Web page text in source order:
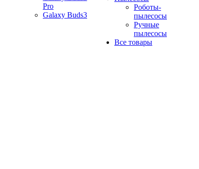
Pro
Galaxy Buds3
Роботы-
пылесосы
Ручные
пылесосы
Все товары